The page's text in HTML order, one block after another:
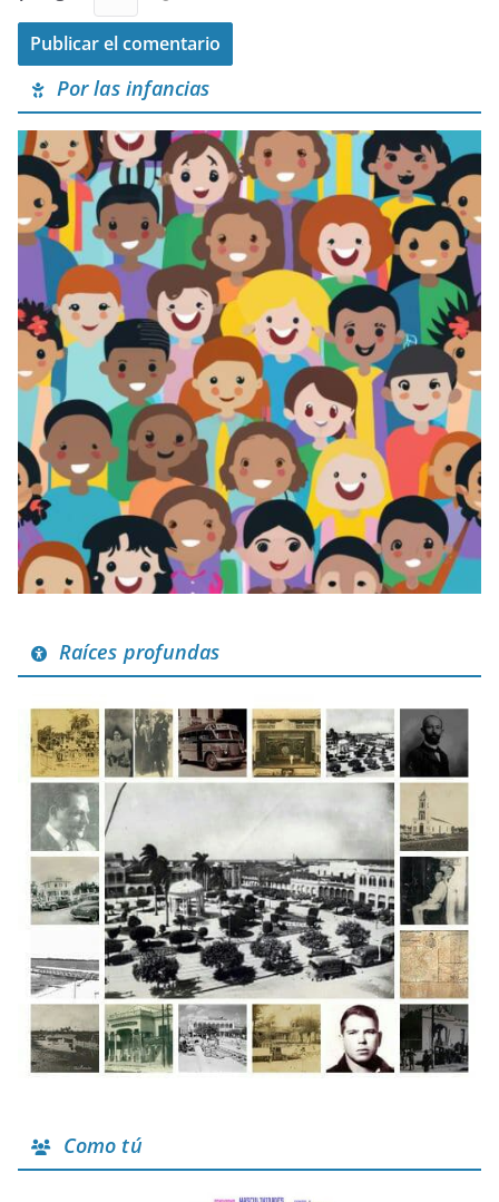
Por las infancias
Raíces profundas
Como tú